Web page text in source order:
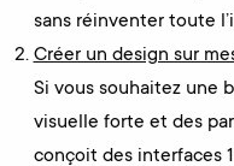
sans réinventer toute
Créer un design sur
Si vous souhaitez une
visuelle forte et des
conçoit des interfaces